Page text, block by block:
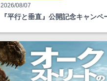
2026/08/07
『平行と垂直』公開記念キャンペ